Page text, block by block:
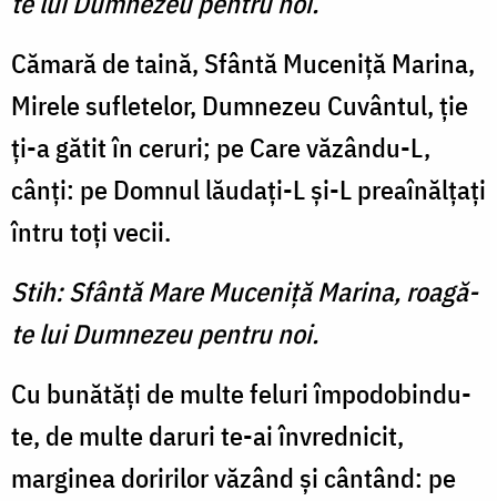
Cămară de taină, Sfântă Muceniţă Marina,
Mirele sufletelor, Dumnezeu Cuvântul, ţie
ţi-a gătit în ceruri; pe Care văzându-L,
cânţi: pe Domnul lăudaţi-L şi-L preaînălţaţi
întru toţi vecii.
Stih: Sfântă Mare Muceniţă Marina, roagă-
te lui Dumnezeu pentru noi.
Cu bunătăţi de multe feluri împodobindu-
te, de multe daruri te-ai învrednicit,
marginea doririlor văzând şi cântând: pe